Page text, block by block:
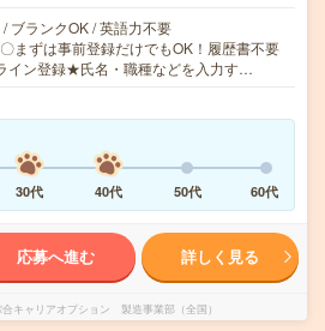
ブランクOK / 英語力不要
まずは事前登録だけでもOK！履歴書不要
イン登録★氏名・職種などを入力す…
30代 40代 50代 60代
応募へ進む 詳しく見る
キャリアオプション 製造事業部（全国）